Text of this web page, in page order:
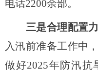
电话2200余部。
三是合理配置
入汛前准备工作中
做好2025年防汛抗